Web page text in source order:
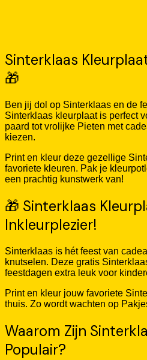
Sinterklaas
🎁
Ben jij dol op Sinterklaas en de
Sinterklaas kleurplaat is perfect
paard tot vrolijke Pieten met
kiezen.
Print en kleur deze gezellige
favoriete kleuren. Pak je
een prachtig kunstwerk van!
🎁 Sinterklaas
Inkleurplezier!
Sinterklaas is hét feest van
knutselen. Deze gratis
feestdagen extra leuk voor
Print en kleur jouw favoriete
thuis. Zo wordt wachten op
Waarom Zijn
Populair?